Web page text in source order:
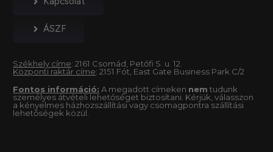
ÁSZF
Székhely címe: 2161 Csomád, Petőfi S. u. 12.
Központi raktár címe: 2151 Fót, East Gate Business Park C/2
Fontos információ: A megadott címeken nem tudunk
személyes átvételi lehetőséget biztosítani. Kérjük, válasszon
a kényelmes házhozszállítási vagy csomagpontra szállítási
lehetőségek közül.